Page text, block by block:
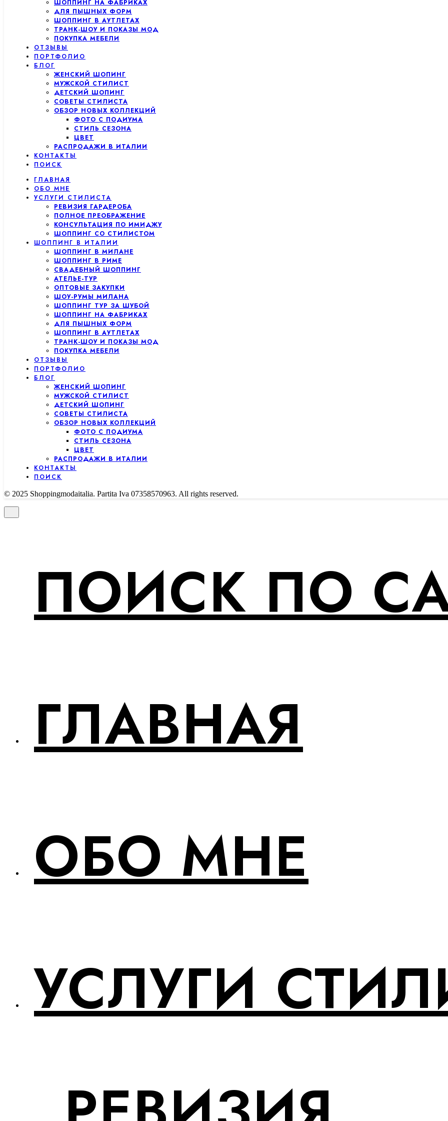
ШОППИНГ НА ФАБРИКАХ
ДЛЯ ПЫШНЫХ ФОРМ
ШОППИНГ В АУТЛЕТАХ
ТРАНК-ШОУ И ПОКАЗЫ МОД
ПОКУПКА МЕБЕЛИ
ОТЗЫВЫ
ПОРТФОЛИО
БЛОГ
ЖЕНСКИЙ ШОПИНГ
МУЖСКОЙ СТИЛИСТ
ДЕТСКИЙ ШОПИНГ
СОВЕТЫ СТИЛИСТА
ОБЗОР НОВЫХ КОЛЛЕКЦИЙ
ФОТО С ПОДИУМА
СТИЛЬ СЕЗОНА
ЦВЕТ
РАСПРОДАЖИ В ИТАЛИИ
КОНТАКТЫ
ПОИСК
ГЛАВНАЯ
ОБО МНЕ
УСЛУГИ СТИЛИСТА
РЕВИЗИЯ ГАРДЕРОБА
ПОЛНОЕ ПРЕОБРАЖЕНИЕ
КОНСУЛЬТАЦИЯ ПО ИМИДЖУ
ШОППИНГ СО СТИЛИСТОМ
ШОППИНГ В ИТАЛИИ
ШОППИНГ В МИЛАНЕ
ШОППИНГ В РИМЕ
СВАДЕБНЫЙ ШОППИНГ
АТЕЛЬЕ-ТУР
ОПТОВЫЕ ЗАКУПКИ
ШОУ-РУМЫ МИЛАНА
ШОППИНГ ТУР ЗА ШУБОЙ
ШОППИНГ НА ФАБРИКАХ
ДЛЯ ПЫШНЫХ ФОРМ
ШОППИНГ В АУТЛЕТАХ
ТРАНК-ШОУ И ПОКАЗЫ МОД
ПОКУПКА МЕБЕЛИ
ОТЗЫВЫ
ПОРТФОЛИО
БЛОГ
ЖЕНСКИЙ ШОПИНГ
МУЖСКОЙ СТИЛИСТ
ДЕТСКИЙ ШОПИНГ
СОВЕТЫ СТИЛИСТА
ОБЗОР НОВЫХ КОЛЛЕКЦИЙ
ФОТО С ПОДИУМА
СТИЛЬ СЕЗОНА
ЦВЕТ
РАСПРОДАЖИ В ИТАЛИИ
КОНТАКТЫ
ПОИСК
© 2025 Shoppingmodaitalia. Partita Iva 07358570963. All rights reserved.
ПОИСК ПО
ГЛАВНАЯ
ОБО МНЕ
УСЛУГИ